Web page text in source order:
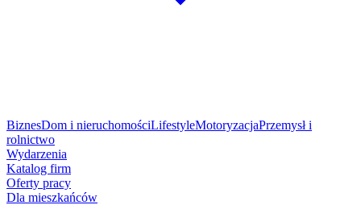
BiznesDom i nieruchomościLifestyleMotoryzacjaPrzemysł i
rolnictwo
Wydarzenia
Katalog firm
Oferty pracy
Dla mieszkańców